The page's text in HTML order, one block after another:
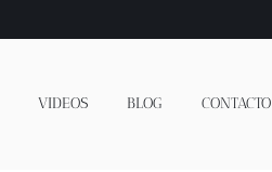
VIDEOS BLOG CONTACTO